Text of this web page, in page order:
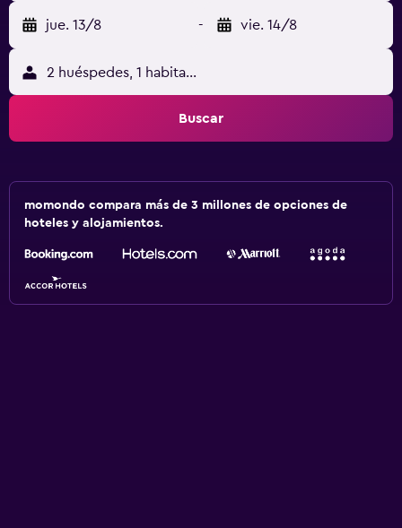
jue. 13/8 - vie. 14/8
2 huéspedes, 1 habitación
Buscar
momondo compara más de 3 millones de opciones de
hoteles y alojamientos.